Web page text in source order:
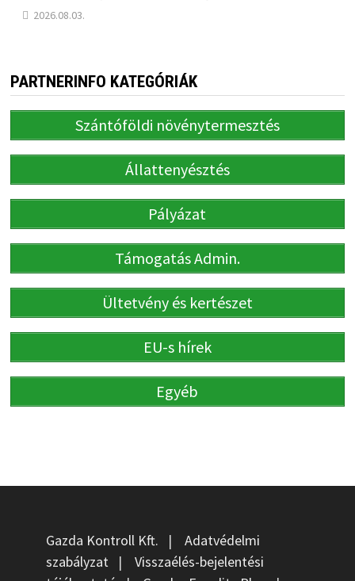
2026.08.03.
PARTNERINFO KATEGÓRIÁK
Szántóföldi növénytermesztés
Állattenyésztés
Pályázat
Támogatás Admin.
Ültetvény és kertészet
EU-s hírek
Egyéb
Gazda Kontroll Kft. | Adatvédelmi
szabályzat| Visszaélés-bejelentési